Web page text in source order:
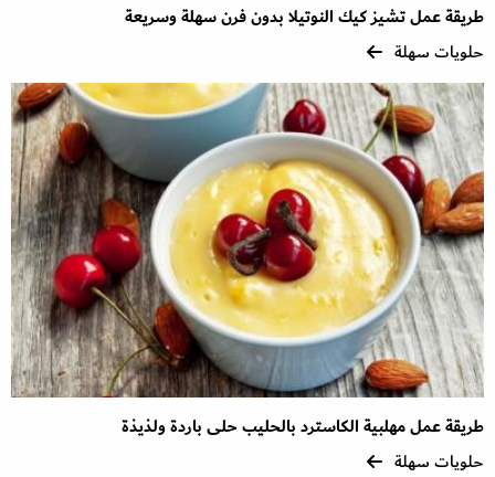
طريقة عمل تشيز كيك النوتيلا بدون فرن سهلة وسريعة
حلويات سهلة
طريقة عمل مهلبية الكاسترد بالحليب حلى باردة ولذيذة
حلويات سهلة